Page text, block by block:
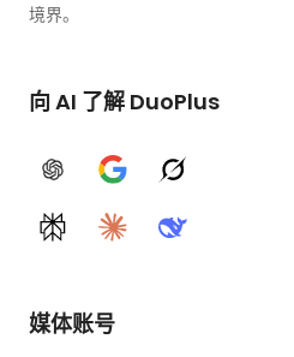
境界。
向 AI 了解 DuoPlus
ChatGPTGoogle AIGrok
PerplexityClaudeDeepSeek
媒体账号